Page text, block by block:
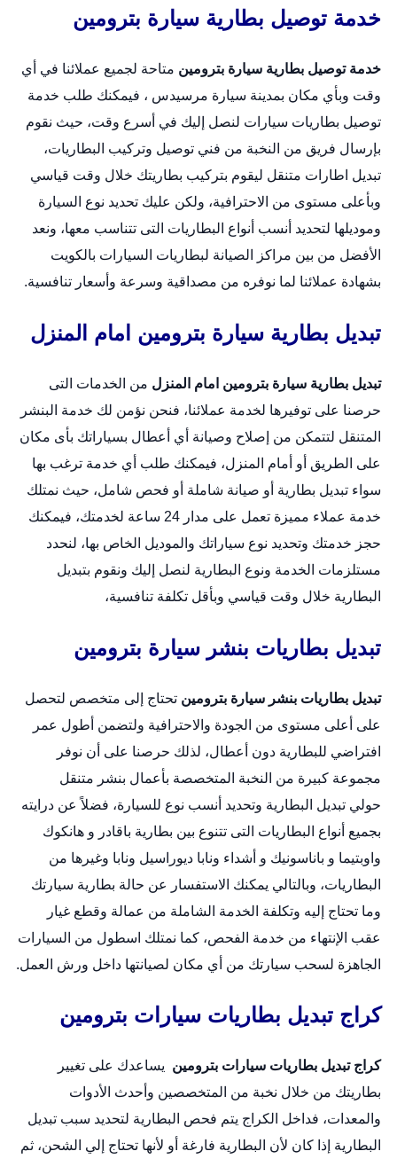
خدمة توصيل بطارية سيارة بترومين
خدمة توصيل بطارية سيارة بترومين متاحة لجميع عملائنا في أي
وقت وبأي مكان بمدينة سيارة مرسيدس ، فيمكنك طلب خدمة
توصيل بطاريات سيارات لنصل إليك في أسرع وقت، حيث نقوم
بإرسال فريق من النخبة من فني توصيل وتركيب البطاريات،
تبديل اطارات متنقل ليقوم بتركيب بطاريتك خلال وقت قياسي
وبأعلى مستوى من الاحترافية، ولكن عليك تحديد نوع السيارة
وموديلها لتحديد أنسب أنواع البطاريات التى تتناسب معها، ونعد
الأفضل من بين مراكز الصيانة لبطاريات السيارات بالكويت
بشهادة عملائنا لما نوفره من مصداقية وسرعة وأسعار تنافسية.
تبديل بطارية سيارة بترومين امام المنزل
تبديل بطارية سيارة بترومين امام المنزل من الخدمات التى
حرصنا على توفيرها لخدمة عملائنا، فنحن نؤمن لك خدمة البنشر
المتنقل لتتمكن من إصلاح وصيانة أي أعطال بسياراتك بأى مكان
على الطريق أو أمام المنزل، فيمكنك طلب أي خدمة ترغب بها
سواء تبديل بطارية أو صيانة شاملة أو فحص شامل، حيث نمتلك
خدمة عملاء مميزة تعمل على مدار 24 ساعة لخدمتك، فيمكنك
حجز خدمتك وتحديد نوع سياراتك والموديل الخاص بها، لنحدد
مستلزمات الخدمة ونوع البطارية لنصل إليك ونقوم بتبديل
البطارية خلال وقت قياسي وبأقل تكلفة تنافسية،
تبديل بطاريات بنشر سيارة بترومين
تبديل بطاريات بنشر سيارة بترومين تحتاج إلى متخصص لتحصل
على أعلى مستوى من الجودة والاحترافية ولتضمن أطول عمر
افتراضي للبطارية دون أعطال، لذلك حرصنا على أن نوفر
مجموعة كبيرة من النخبة المتخصصة بأعمال بنشر متنقل
حولي تبديل البطارية وتحديد أنسب نوع للسيارة، فضلاً عن درايته
بجميع أنواع البطاريات التى تتنوع بين بطارية باقادر و هانكوك
واوبتيما و باناسونيك و أشداء ونابا ديوراسيل ونابا وغيرها من
البطاريات، وبالتالي يمكنك الاستفسار عن حالة بطارية سيارتك
وما تحتاج إليه وتكلفة الخدمة الشاملة من عمالة وقطع غيار
عقب الإنتهاء من خدمة الفحص، كما نمتلك اسطول من السيارات
الجاهزة لسحب سيارتك من أي مكان لصيانتها داخل ورش العمل.
كراج تبديل بطاريات سيارات بترومين
كراج تبديل بطاريات سيارات بترومين يساعدك على تغيير
بطاريتك من خلال نخبة من المتخصصين وأحدث الأدوات
والمعدات، فداخل الكراج يتم فحص البطارية لتحديد سبب تبديل
البطارية إذا كان لأن البطارية فارغة أو لأنها تحتاج إلي الشحن، ثم